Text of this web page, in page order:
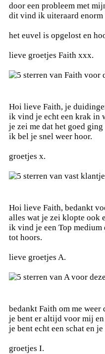
door een probleem met
dit vind ik uiteraard enorm
het euvel is opgelost en
lieve groetjes Faith xxx.
Hoi lieve Faith, je
ik vind je echt een krak in
je zei me dat het goed
ik bel je snel weer hoor.
groetjes x.
Hoi lieve Faith, bedankt
alles wat je zei klopte ook
ik vind je een Top medium
tot hoors.
lieve groetjes A.
bedankt Faith om me
je bent er altijd voor mij
je bent echt een schat en
groetjes I.